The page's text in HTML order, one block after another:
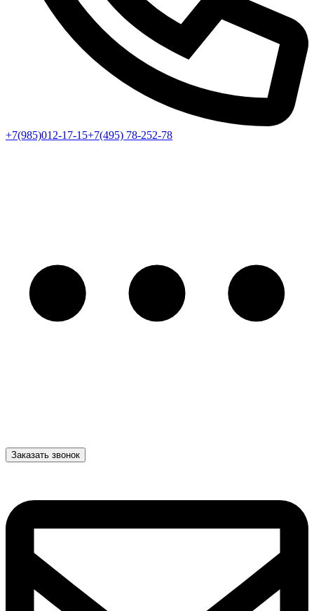
+7(985)012-17-15+7(495) 78-252-78
Заказать звонок